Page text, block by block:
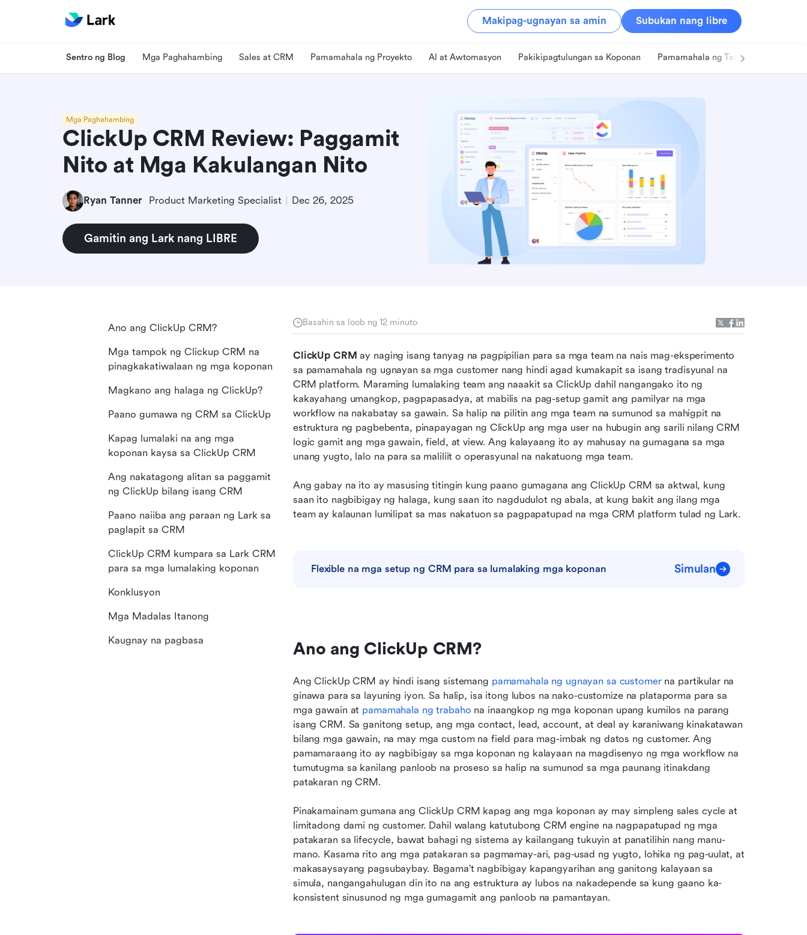
Makipag-ugnayan sa amin Subukan nang libre
Sentro ng Blog Mga Paghahambing Sales at CRM Pamamahala ng Proyekto AI at Awtomasyon Pakikipagtulungan sa Koponan Pamamahala ng Tao
Mga Paghahambing
ClickUp CRM Review: Paggamit
Nito at Mga Kakulangan Nito
Ryan Tanner Product Marketing Specialist Dec 26, 2025
Gamitin ang Lark nang LIBRE
Basahin sa loob ng 12 minuto
ClickUp CRM ay naging isang tanyag na pagpipilian para sa mga team na nais mag-eksperimento
sa pamamahala ng ugnayan sa mga customer nang hindi agad kumakapit sa isang tradisyunal na
CRM platform. Maraming lumalaking team ang naaakit sa ClickUp dahil nangangako ito ng
kakayahang umangkop, pagpapasadya, at mabilis na pag-setup gamit ang pamilyar na mga
workflow na nakabatay sa gawain. Sa halip na pilitin ang mga team na sumunod sa mahigpit na
estruktura ng pagbebenta, pinapayagan ng ClickUp ang mga user na hubugin ang sarili nilang CRM
logic gamit ang mga gawain, field, at view. Ang kalayaang ito ay mahusay na gumagana sa mga
unang yugto, lalo na para sa maliliit o operasyunal na nakatuong mga team.
Ang gabay na ito ay masusing titingin kung paano gumagana ang ClickUp CRM sa aktwal, kung
saan ito nagbibigay ng halaga, kung saan ito nagdudulot ng abala, at kung bakit ang ilang mga
team ay kalaunan lumilipat sa mas nakatuon sa pagpapatupad na mga CRM platform tulad ng Lark.
Flexible na mga setup ng CRM para sa lumalaking mga koponan Simulan
Ano ang ClickUp CRM?
Ang ClickUp CRM ay hindi isang sistemang pamamahala ng ugnayan sa customer na partikular na
ginawa para sa layuning iyon. Sa halip, isa itong lubos na nako-customize na plataporma para sa
mga gawain at pamamahala ng trabaho na inaangkop ng mga koponan upang kumilos na parang
isang CRM. Sa ganitong setup, ang mga contact, lead, account, at deal ay karaniwang kinakatawan
bilang mga gawain, na may mga custom na field para mag-imbak ng datos ng customer. Ang
pamamaraang ito ay nagbibigay sa mga koponan ng kalayaan na magdisenyo ng mga workflow na
tumutugma sa kanilang panloob na proseso sa halip na sumunod sa mga paunang itinakdang
patakaran ng CRM.
Pinakamainam gumana ang ClickUp CRM kapag ang mga koponan ay may simpleng sales cycle at
limitadong dami ng customer. Dahil walang katutubong CRM engine na nagpapatupad ng mga
patakaran sa lifecycle, bawat bahagi ng sistema ay kailangang tukuyin at panatilihin nang manu-
mano. Kasama rito ang mga patakaran sa pagmamay-ari, pag-usad ng yugto, lohika ng pag-uulat, at
makasaysayang pagsubaybay. Bagama’t nagbibigay kapangyarihan ang ganitong kalayaan sa
simula, nangangahulugan din ito na ang estruktura ay lubos na nakadepende sa kung gaano ka-
konsistent sinusunod ng mga gumagamit ang panloob na pamantayan.
Ano ang ClickUp CRM?
Mga tampok ng Clickup CRM na
pinagkakatiwalaan ng mga koponan
Magkano ang halaga ng ClickUp?
Paano gumawa ng CRM sa ClickUp
Kapag lumalaki na ang mga
koponan kaysa sa ClickUp CRM
Ang nakatagong alitan sa paggamit
ng ClickUp bilang isang CRM
Paano naiiba ang paraan ng Lark sa
paglapit sa CRM
ClickUp CRM kumpara sa Lark CRM
para sa mga lumalaking koponan
Konklusyon
Mga Madalas Itanong
Kaugnay na pagbasa